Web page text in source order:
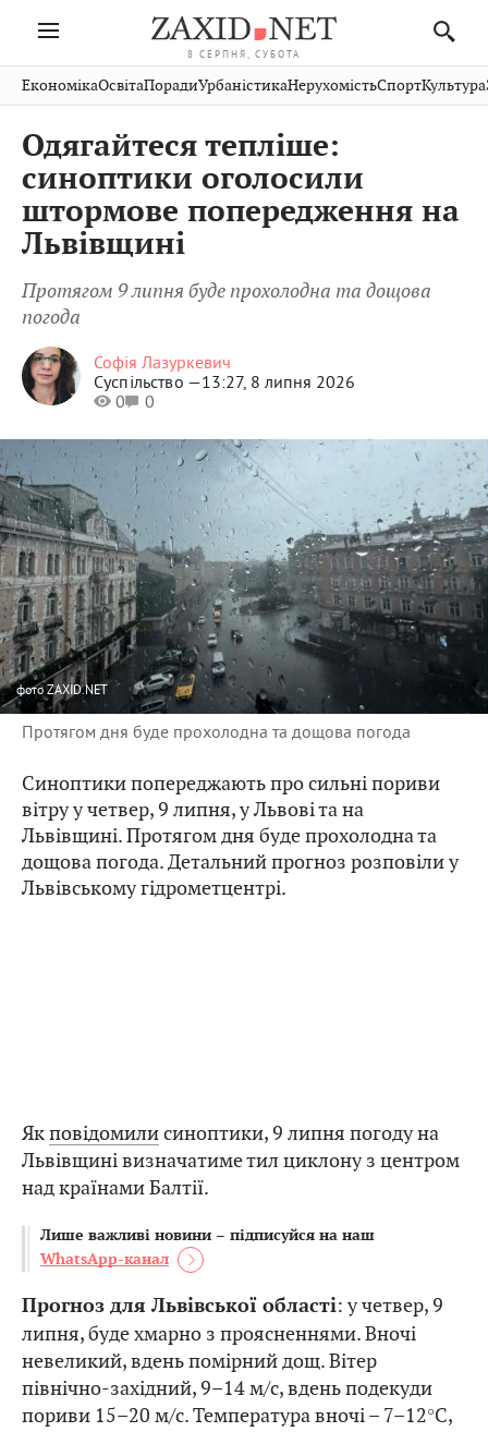
8 СЕРПНЯ, СУБОТА
Івано-
Франківськ
Тернопіль
Волинь
Закарпаття
Рівне
Шептицький
Стрий
Хмельницький
Публікації
Авто СловкоКультура
Кіно Дім
ФотоОсвітаНерухомість
тварини
ЕкономікаОсвітаПорадиУрбаністикаНерухомістьСпортКультура
Одягайтеся тепліше:
синоптики оголосили
штормове попередження на
Львівщині
Протягом 9 липня буде прохолодна та дощова
погода
Софія Лазуркевич
Суспільство —13:27, 8 липня 2026
0
0
фотоZAXID.NET
Протягом дня буде прохолодна та дощова погода
Синоптики попереджають про сильні пориви
вітру у четвер, 9 липня, у Львові та на
Львівщині. Протягом дня буде прохолодна та
дощова погода. Детальний прогноз розповіли у
Львівському гідрометцентрі.
Якповідомилисиноптики, 9 липня погоду на
Львівщині визначатиме тил циклону з центром
над країнами Балтії.
Лише важливі новини – підписуйся на наш
WhatsApp-канал
Прогноз для Львівської області: у четвер, 9
липня, буде хмарно з проясненнями. Вночі
невеликий, вдень помірний дощ. Вітер
північно-західний, 9–14 м/с, вдень подекуди
пориви 15–20 м/с. Температура вночі – 7–12°С,